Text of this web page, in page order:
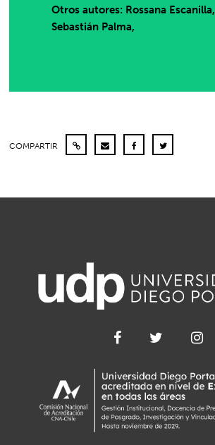
Otros autores: Rossana Escanilla,
Sebastián Palma,
COMPARTIR